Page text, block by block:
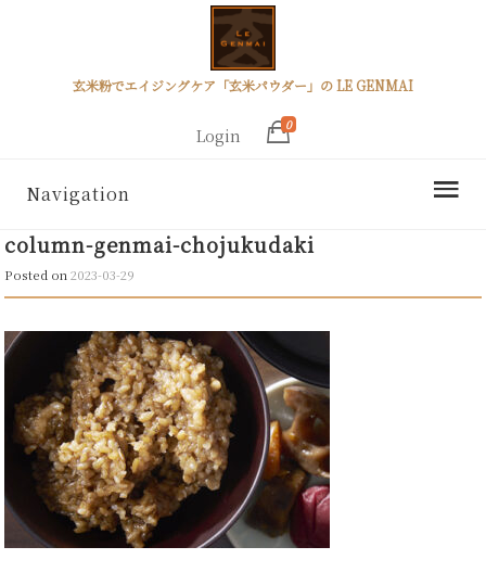
玄米粉でエイジングケア「玄米パウダー」の LE GENMAI
Login
0
Navigation
column-genmai-chojukudaki
Posted on2023-03-29